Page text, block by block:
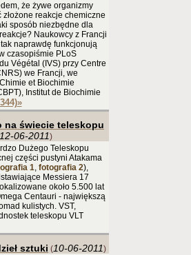
że żywe organizmy
reakcje chemiczne
sposób niezbędne dla
Naukowcy z Francji
naprawdę funkcjonują
czasopiśmie PLoS
Végétal (IVS) przy Centre
we Francji, we
et Biochimie
Institut de Biochimie
»
na świecie teleskopu
12-06-2011)
Dużego Teleskopu
części pustyni Atakama
1, fotografia 2),
Messiera 17
około 5.500 lat
Centauri - największą
kulistych. VST,
teleskopu VLT
sztuki (10-06-2011)